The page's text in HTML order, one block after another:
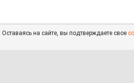
на сайте, вы подтверждаете свое